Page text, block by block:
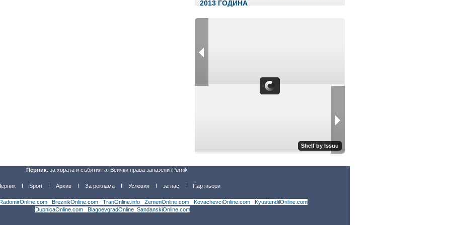
2013 ГОДИНА
Перник: за хората и събитията. Всички права запазени iPernik
Sport Архив За реклама Условия за нас Партньори
BreznikOnline.com TranOnline.info ZemenOnline.com KovachevciOnline.com
KyustendilOnline.com
DupnicaOnline.com
BlagoevgradOnline SandanskiOnline.com